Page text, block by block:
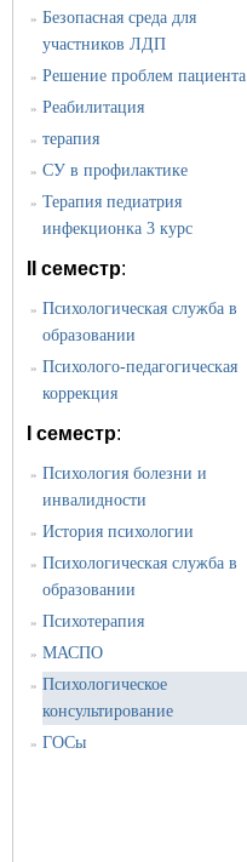
» Безопасная среда для
участников ЛДП
» Решение проблем пациента
» Реабилитация
» терапия
» СУ в профилактике
» Терапия педиатрия
инфекционка 3 курс
II семестр:
» Психологическая служба в
образовании
» Психолого-педагогическая
коррекция
I семестр:
» Психология болезни и
инвалидности
» История психологии
» Психологическая служба в
образовании
» Психотерапия
» МАСПО
» Психологическое
консультирование
» ГОСы